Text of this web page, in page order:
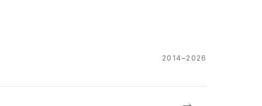
2014–2026